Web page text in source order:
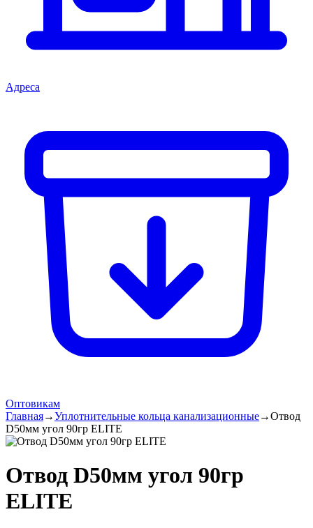
Адреса
Оптовикам
Главная→Уплотнительные кольца канализационные→Отвод
D50мм угол 90гр ELITE
Отвод D50мм угол 90гр
ELITE